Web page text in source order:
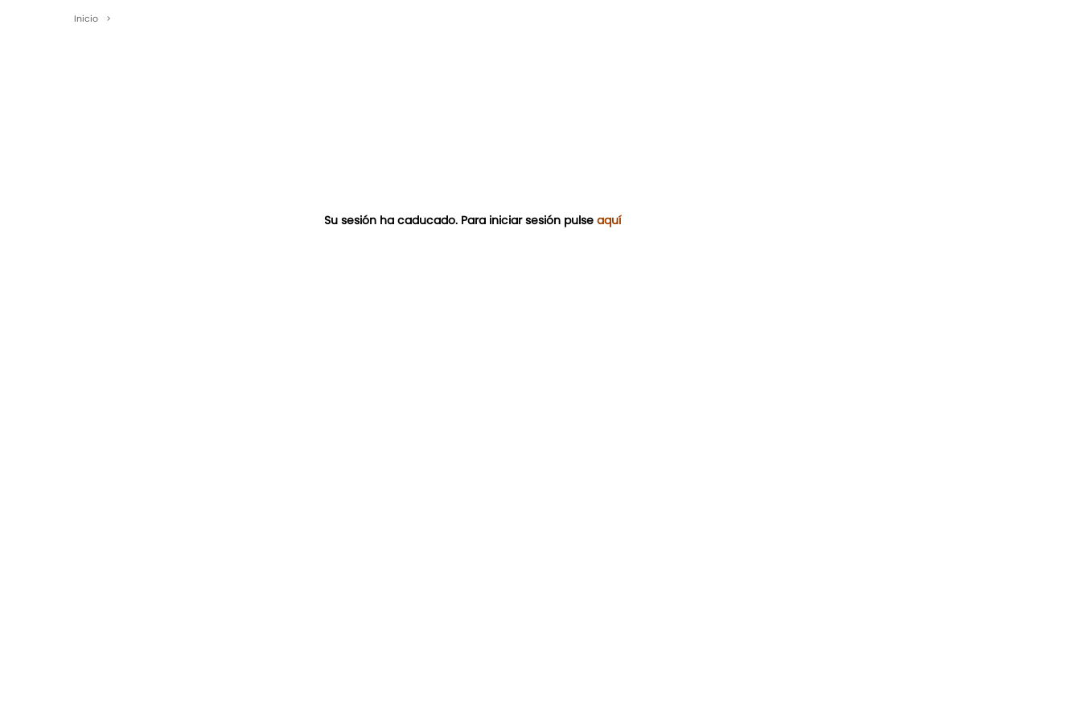
Inicio >
Su sesión ha caducado. Para iniciar sesión pulse aquí